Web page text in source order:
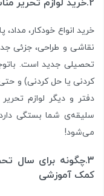
2.خرید لوازم تحریر مناسب و کافی
خرید انواع خودکار،
نقاشی و طراحی، جزئی
تحصیلی جدید است.
کردنی یا حل کردنی) و
دفتر و دیگر لوازم
سلیقه‌ی شما بستگی
می‌شود!
3.چگونه برای سال
کمک آموزشی